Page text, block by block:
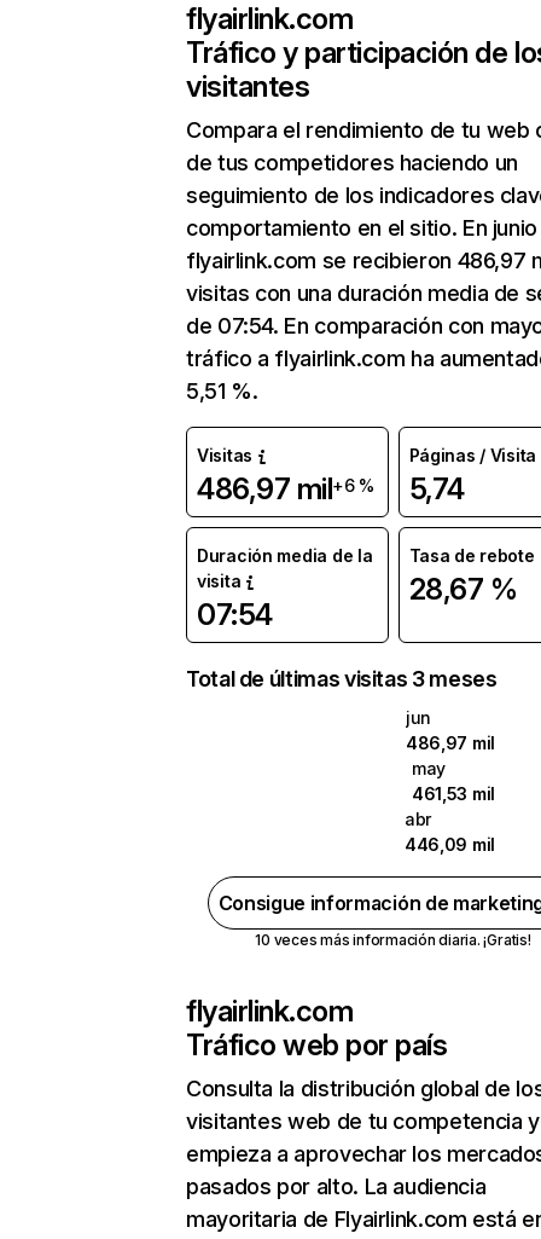
flyairlink.com
Tráfico y participación de
visitantes
Compara el rendimiento de tu web
de tus competidores haciendo un
seguimiento de los indicadores
comportamiento en el sitio. En junio
flyairlink.com se recibieron 486,97
visitas con una duración media de
de 07:54. En comparación con
tráfico a flyairlink.com ha
5,51 %.
Visitas
486,97 mil+6 %
Páginas / Visita
5,74
Duración media de la
visita
07:54
Tasa de rebote
28,67 %
Total de últimas visitas 3 meses
jun
486,97 mil
may
461,53 mil
abr
446,09 mil
Consigue información de
10 veces más información diaria. ¡Gratis!
flyairlink.com
Tráfico web por país
Consulta la distribución global de
visitantes web de tu competencia y
empieza a aprovechar los
pasados por alto. La audiencia
mayoritaria de Flyairlink.com está